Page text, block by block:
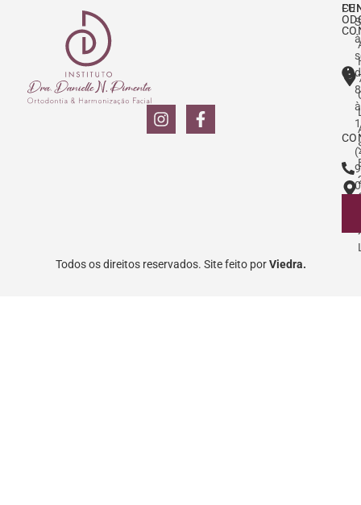
à
Todos os direitos reservados. Site feito porViedra.